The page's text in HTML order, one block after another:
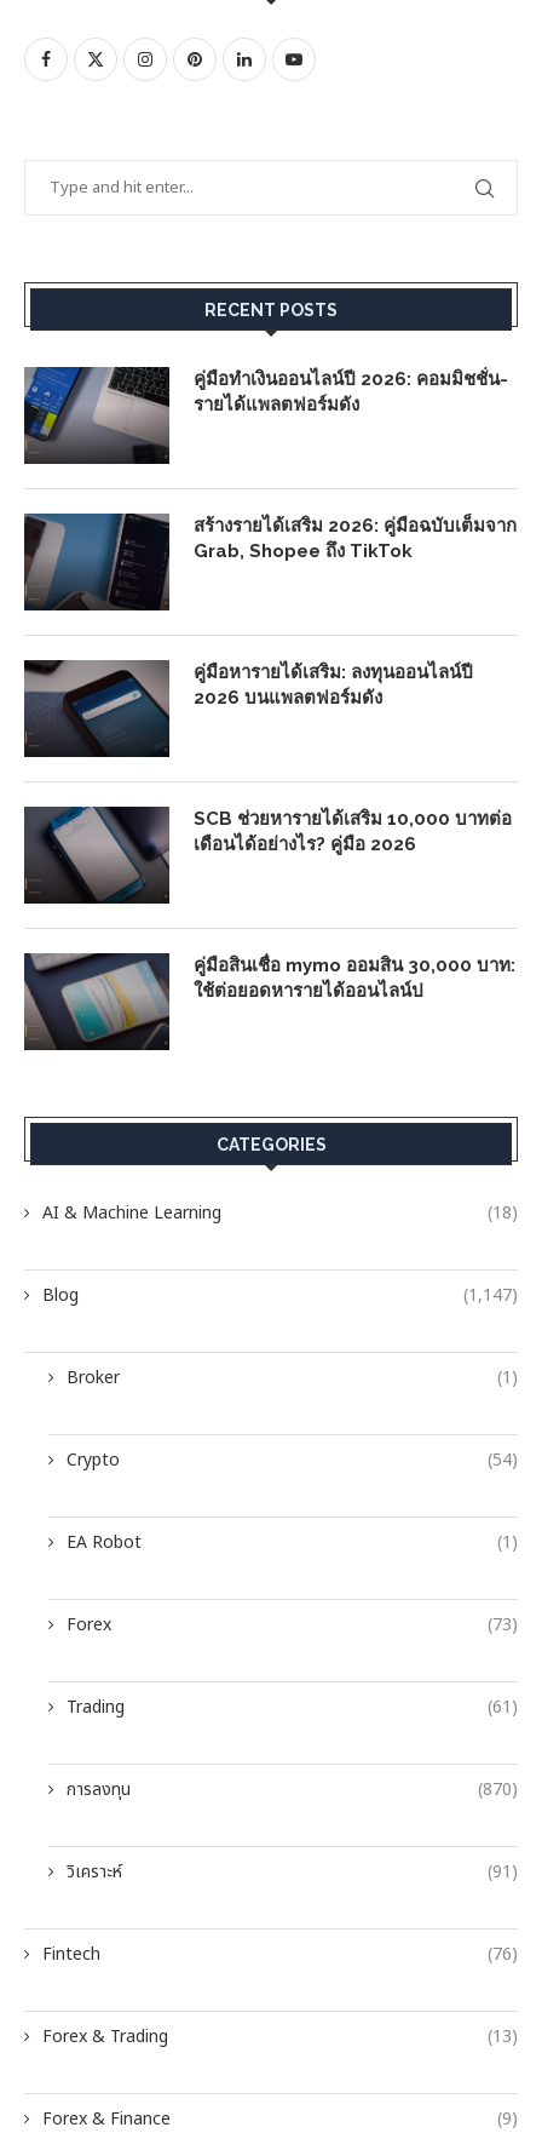
RECENT POSTS
คู่มือทำเงินออนไลน์ปี 2026: คอมมิชชั่น-
รายได้แพลตฟอร์มดัง
สร้างรายได้เสริม 2026: คู่มือฉบับเต็มจาก
Grab, Shopee ถึง TikTok
คู่มือหารายได้เสริม: ลงทุนออนไลน์ปี
2026 บนแพลตฟอร์มดัง
SCB ช่วยหารายได้เสริม 10,000 บาทต่อ
เดือนได้อย่างไร? คู่มือ 2026
คู่มือสินเชื่อ mymo ออมสิน 30,000 บาท:
ใช้ต่อยอดหารายได้ออนไลน์ป
CATEGORIES
AI & Machine Learning (18)
Blog (1,147)
Broker (1)
Crypto (54)
EA Robot (1)
Forex (73)
Trading (61)
การลงทุน (870)
วิเคราะห์ (91)
Fintech (76)
Forex & Trading (13)
Forex & Finance (9)